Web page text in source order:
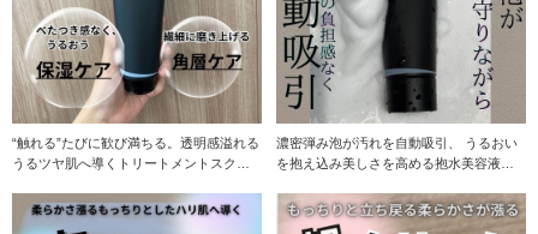
“触れる”たびに歓び満ちる。透明感溢れる
うるツヤ肌へ導くトリートメントスクラ
濃密弾み泡が汚れを自動吸引、 うるおい
を抱え込み美しさを高める抱水美容液洗